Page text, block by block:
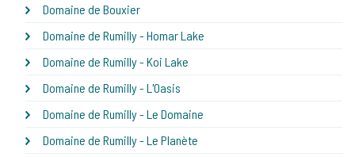
Domaine de Bouxier
Domaine de Rumilly - Homar Lake
Domaine de Rumilly - Koi Lake
Domaine de Rumilly - L'Oasis
Domaine de Rumilly - Le Domaine
Domaine de Rumilly - Le Planète